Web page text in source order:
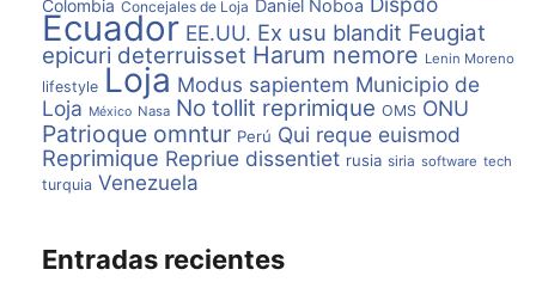
el excedente de $2.691,73, pero actualmente se
notifica a través de la Comisaría de Ornato con un
título de crédito que tiene que pagar una multa,
debido a que la construcción no cuenta con los
permisos correspondientes y se ha construido sobre
terrenos municipales y sin línea de fábrica.
Colombia Concejales de Loja Daniel Noboa
Ecuador EE.UU. Ex usu blandit Feugiat
epicuri deterruisset Harum nemore Lenin Moreno
lifestyle Loja Modus sapientem Municipio de
Loja México Nasa No tollit reprimique OMS ONU
Patrioque omntur Perú Qui reque euismod
Reprimique Repriue dissentiet rusia siria software tech
turquia Venezuela
Entradas recientes